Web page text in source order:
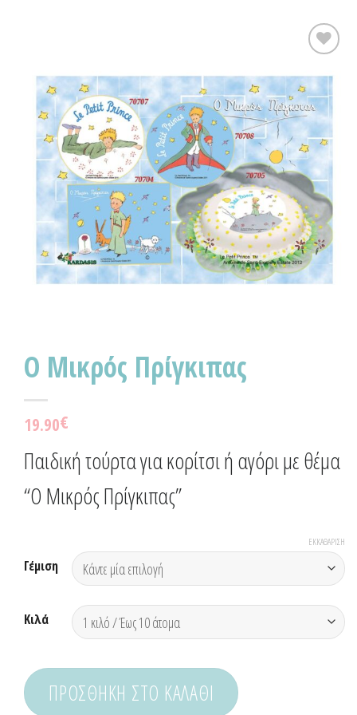
Προσθήκη
στα
Αγαπημένα!
Ο Μικρός Πρίγκιπας
19.90€
Παιδική τούρτα για κορίτσι ή αγόρι με θέμα
“Ο Μικρός Πρίγκιπας”
Γέμιση
Κιλά
ΕΚΚΑΘΆΡΙΣΗ
ΠΡΟΣΘΉΚΗ ΣΤΟ ΚΑΛΆΘΙ